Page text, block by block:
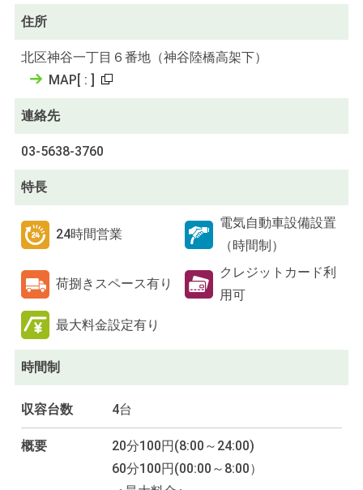
住所
北区神谷一丁目６番地（神谷陸橋高架下）
MAP :
連絡先
03-5638-3760
特長
24時間営業
電気自動車設備設置
（時間制）
荷捌きスペース有り
クレジットカード利
用可
最大料金設定有り
時間制
収容台数 4台
概要
20分100円(8:00～24:00)
60分100円(00:00～8:00）